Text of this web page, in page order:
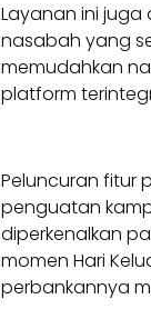
Layanan ini
nasabah yang
memudahkan
platform
Peluncuran fitur
penguatan
diperkenalkan
momen Hari
perbankannya